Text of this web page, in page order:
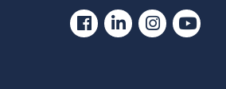
Facebook
LinkedinInstagram